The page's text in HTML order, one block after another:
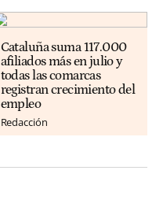
Cataluña suma 117.000
afiliados más en julio y
todas las comarcas
registran crecimiento del
empleo
Redacción